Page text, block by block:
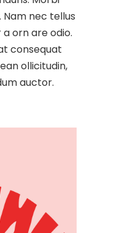
nec tellus
orn are odio.
consequat
ollicitudin,
auctor.